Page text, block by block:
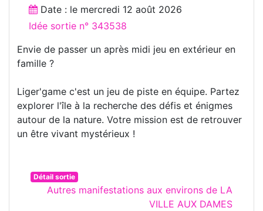
Date : le mercredi 12 août 2026
Idée sortie n° 343538
Envie de passer un après midi jeu en extérieur en
famille ?
Liger'game c'est un jeu de piste en équipe. Partez
explorer l'île à la recherche des défis et énigmes
autour de la nature. Votre mission est de retrouver
un être vivant mystérieux !
Détail sortie
Autres manifestations aux environs de LA
VILLE AUX DAMES